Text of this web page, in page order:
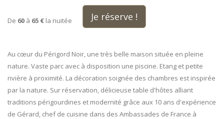
De 60 à 65 € la nuitée Je réserve !
Au cœur du Périgord Noir, une très belle maison située en pleine
nature. Vaste parc avec à disposition une piscine. Etang et petite
rivière à proximité. La décoration soignée des chambres est inspirée
par la nature. Sur réservation, délicieuse table d'hôtes alliant
traditions périgourdines et modernité grâce aux 10 ans d'expérience
de Gérard, chef de cuisine dans des Ambassades de France à